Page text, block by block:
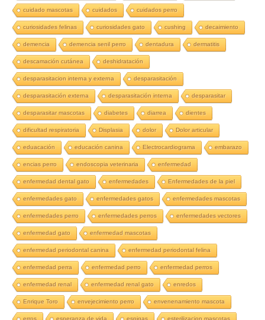
cuidado mascotas cuidados cuidados perro
curiosidades felinas curiosidades gato cushing decaimiento
demencia demencia senil perro dentadura dermatitis
descamación cutánea deshidratación
desparasitacion interna y externa desparasitación
desparasitación externa desparasitación interna desparasitar
desparasitar mascotas diabetes diarrea dientes
dificultad respiratoria Displasia dolor Dolor articular
eduacación educación canina Electrocardiograma embarazo
encias perro endoscopia veterinaria enfermedad
enfermedad dental gato enfermedades Enfermedades de la piel
enfermedades gato enfermedades gatos enfermedades mascotas
enfermedades perro enfermedades perros enfermedades vectores
enfermedad gato enfermedad mascotas
enfermedad periodontal canina enfermedad periodontal felina
enfermedad perra enfermedad perro enfermedad perros
enfermedad renal enfermedad renal gato enredos
Enrique Toro envejecimiento perro envenenamiento mascota
erros esperanza de vida espigas esterilizacion mascotas